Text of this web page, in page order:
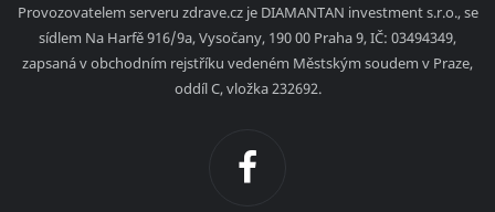
Provozovatelem serveru zdrave.cz je DIAMANTAN investment s.r.o., se
sídlem Na Harfě 916/9a, Vysočany, 190 00 Praha 9, IČ: 03494349,
zapsaná v obchodním rejstříku vedeném Městským soudem v Praze,
oddíl C, vložka 232692.